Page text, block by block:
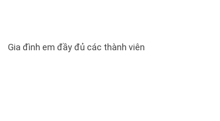
Gia đình em đầy đủ các thành viên